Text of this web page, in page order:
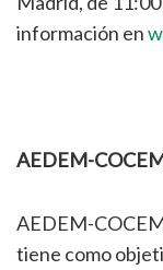
información en
AEDEM-
AEDEM-
tiene como